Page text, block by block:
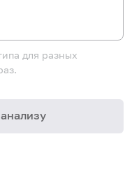
для разных